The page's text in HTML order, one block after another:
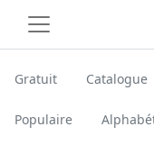
Gratuit Catalogue
Populaire